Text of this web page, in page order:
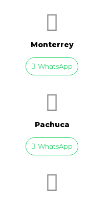
Monterrey
WhatsApp
Pachuca
WhatsApp